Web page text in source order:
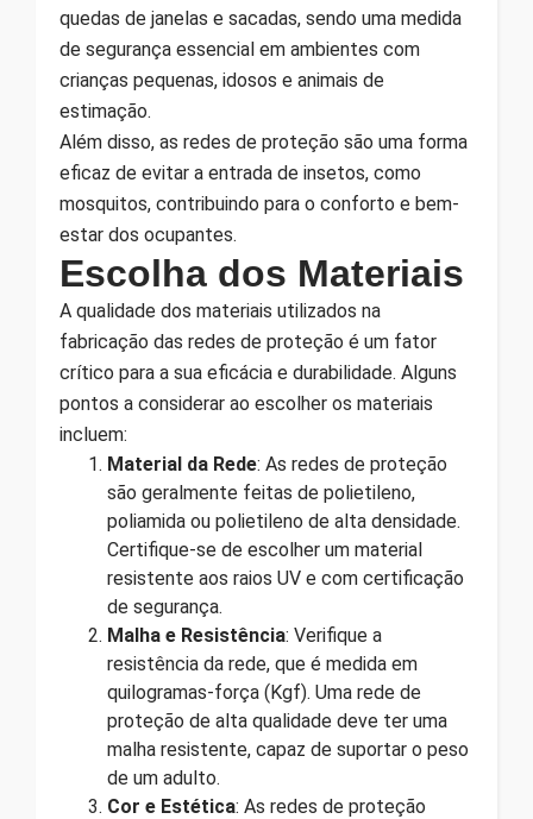
quedas de janelas e sacadas, sendo uma medida
de segurança essencial em ambientes com
crianças pequenas, idosos e animais de
estimação.
Além disso, as redes de proteção são uma forma
eficaz de evitar a entrada de insetos, como
mosquitos, contribuindo para o conforto e bem-
estar dos ocupantes.
Escolha dos Materiais
A qualidade dos materiais utilizados na
fabricação das redes de proteção é um fator
crítico para a sua eficácia e durabilidade. Alguns
pontos a considerar ao escolher os materiais
incluem:
Material da Rede: As redes de proteção
são geralmente feitas de polietileno,
poliamida ou polietileno de alta densidade.
Certifique-se de escolher um material
resistente aos raios UV e com certificação
de segurança.
Malha e Resistência: Verifique a
resistência da rede, que é medida em
quilogramas-força (Kgf). Uma rede de
proteção de alta qualidade deve ter uma
malha resistente, capaz de suportar o peso
de um adulto.
Cor e Estética: As redes de proteção